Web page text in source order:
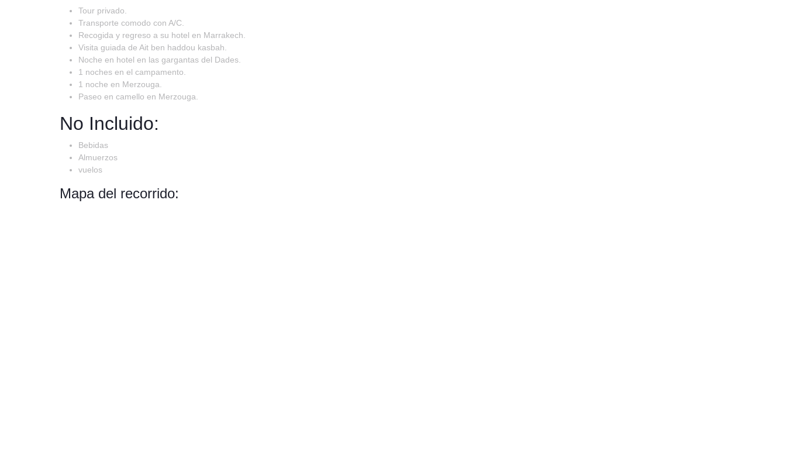
Tour privado.
Transporte comodo con A/C.
Recogida y regreso a su hotel en Marrakech.
Visita guiada de Ait ben haddou kasbah.
Noche en hotel en las gargantas del Dades.
1 noches en el campamento.
1 noche en Merzouga.
Paseo en camello en Merzouga.
No Incluido:
Bebidas
Almuerzos
vuelos
Mapa del recorrido: